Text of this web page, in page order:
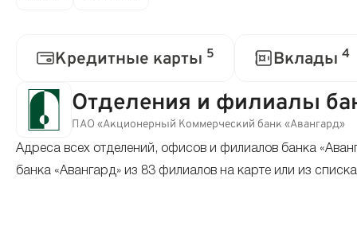
с плохой КИ
займы
Лучшие займы С
Кредитные карты
Беспроцентные
Кредитные карты 5 Вклады 4
Отделения и филиалы
ПАО «Акционерный Коммерческий банк «Авангард»
Адреса всех отделений, офисов и филиалов банка
банка «Авангард» из 83 филиалов на карте или из